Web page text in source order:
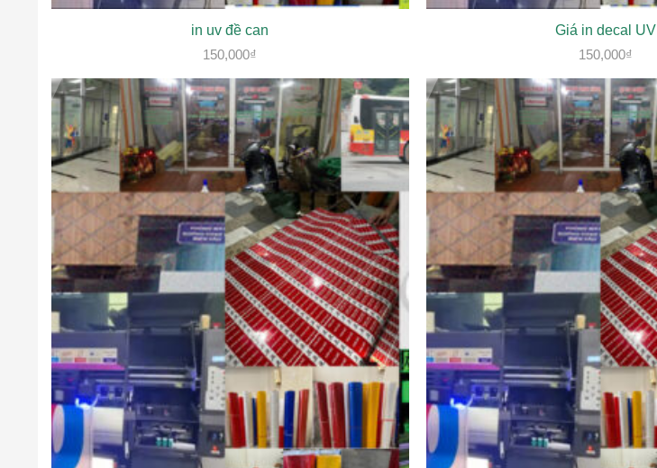
in uv đề can
150,000₫
Giá in decal UV
150,000₫